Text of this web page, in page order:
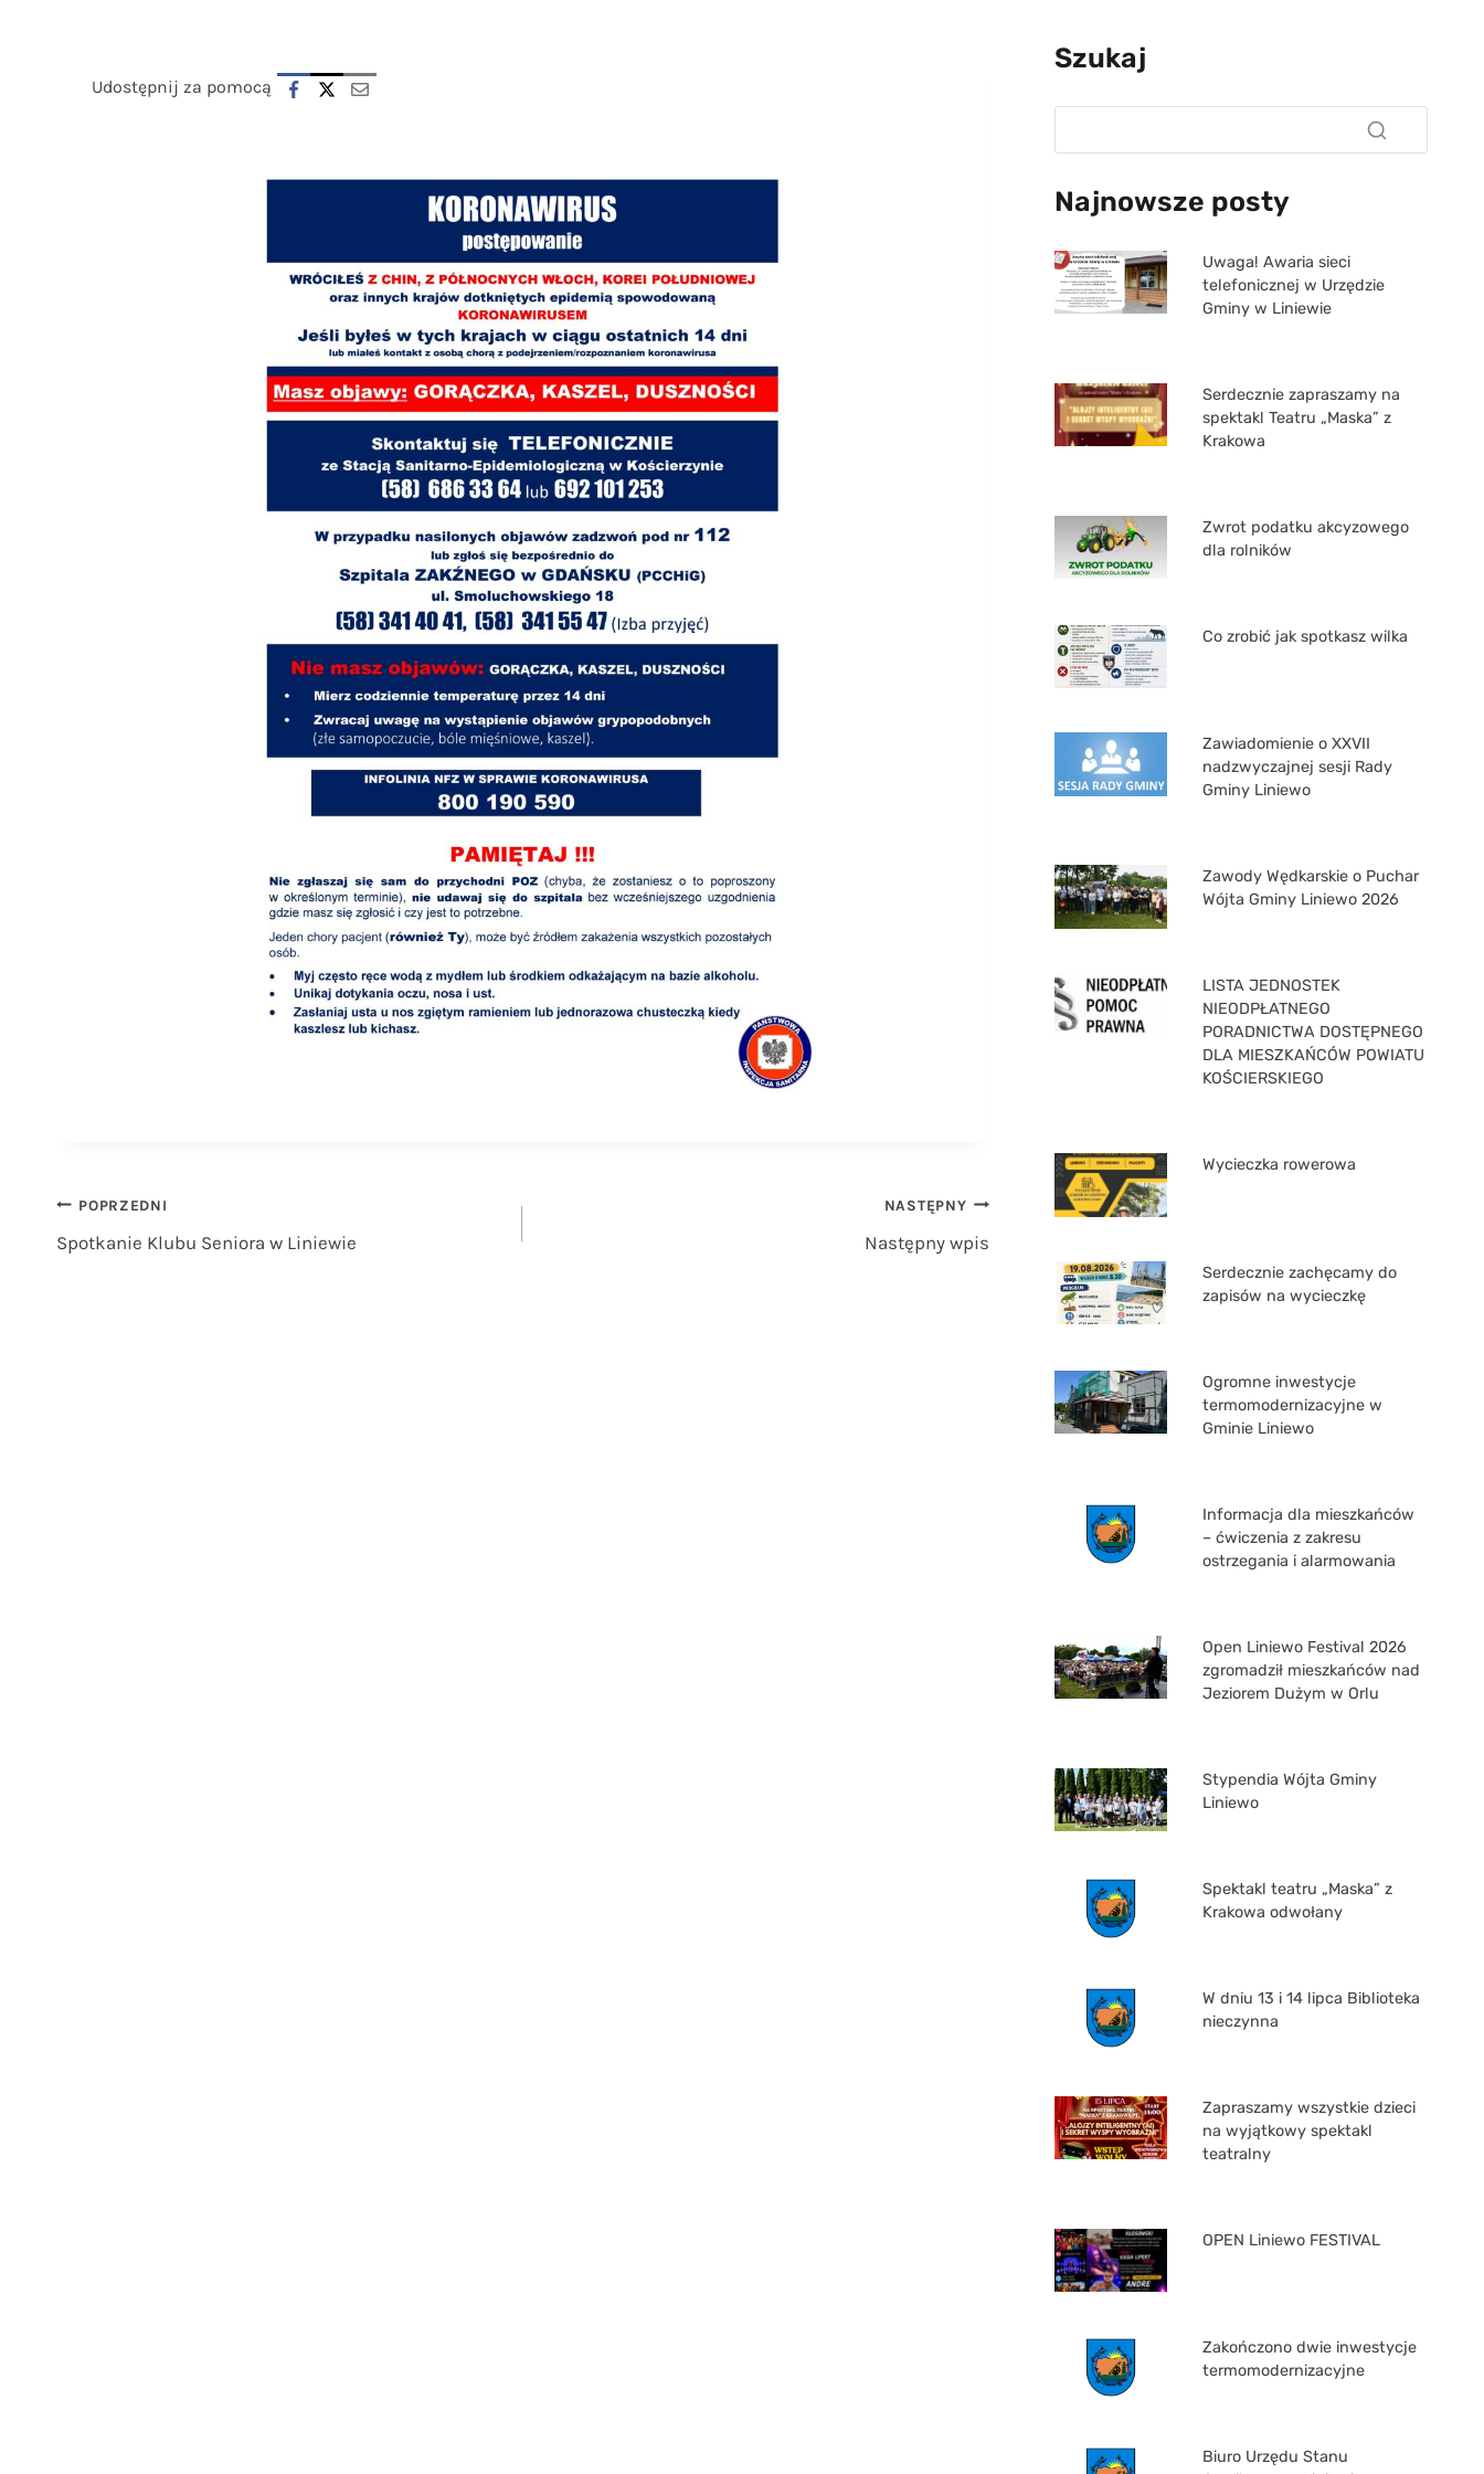
Udostępnij za pomocą
Nawigacja
POPRZEDNI
Spotkanie Klubu Seniora w Liniewie
NASTĘPNY
Następny wpis
Szukaj
Najnowsze posty
Uwaga! Awaria sieci
telefonicznej w Urzędzie
Gminy w Liniewie
Serdecznie zapraszamy na
spektakl Teatru „Maska” z
Krakowa
Zwrot podatku akcyzowego
dla rolników
Co zrobić jak spotkasz wilka
Zawiadomienie o XXVII
nadzwyczajnej sesji Rady
Gminy Liniewo
Zawody Wędkarskie o Puchar
Wójta Gminy Liniewo 2026
LISTA JEDNOSTEK
NIEODPŁATNEGO
PORADNICTWA DOSTĘPNEGO
DLA MIESZKAŃCÓW POWIATU
KOŚCIERSKIEGO
Wycieczka rowerowa
Serdecznie zachęcamy do
zapisów na wycieczkę
Ogromne inwestycje
termomodernizacyjne w
Gminie Liniewo
Informacja dla mieszkańców
– ćwiczenia z zakresu
ostrzegania i alarmowania
Open Liniewo Festival 2026
zgromadził mieszkańców nad
Jeziorem Dużym w Orlu
Stypendia Wójta Gminy
Liniewo
Spektakl teatru „Maska” z
Krakowa odwołany
W dniu 13 i 14 lipca Biblioteka
nieczynna
Zapraszamy wszystkie dzieci
na wyjątkowy spektakl
teatralny
OPEN Liniewo FESTIVAL
Zakończono dwie inwestycje
termomodernizacyjne
Biuro Urzędu Stanu